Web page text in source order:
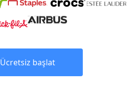
Ücretsiz başlat